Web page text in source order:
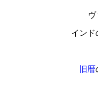
ヴ
インド
旧暦